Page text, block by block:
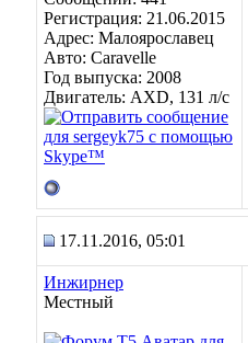
Регистрация: 21.06.2015
Адрес: Малоярославец
Авто: Caravelle
Год выпуска: 2008
Двигатель: AXD, 131 л/с
17.11.2016, 05:01
Инжирнер
Местный